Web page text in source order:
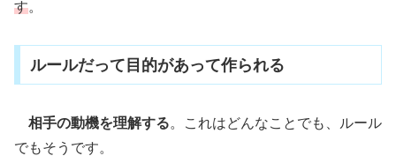
す。
ルールだって目的があって作られる
相手の動機を理解する。これはどんなことでも、ルール
でもそうです。